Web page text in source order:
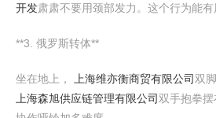
开发肃肃不要用颈部发力。这个行为能有
**3. 俄罗斯转体**
坐在地上， 上海维亦衡商贸有限公司 双
上海森旭供应链管理有限公司 双手抱拳